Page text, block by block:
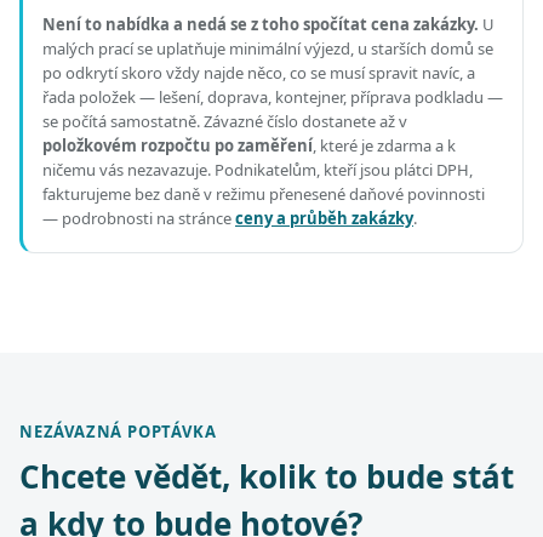
Není to nabídka a nedá se z toho spočítat cena zakázky. U
malých prací se uplatňuje minimální výjezd, u starších domů se
po odkrytí skoro vždy najde něco, co se musí spravit navíc, a
řada položek — lešení, doprava, kontejner, příprava podkladu —
se počítá samostatně. Závazné číslo dostanete až v
položkovém rozpočtu po zaměření, které je zdarma a k
ničemu vás nezavazuje. Podnikatelům, kteří jsou plátci DPH,
fakturujeme bez daně v režimu přenesené daňové povinnosti
— podrobnosti na stránceceny a průběh zakázky.
NEZÁVAZNÁ POPTÁVKA
Chcete vědět, kolik to bude stát
a kdy to bude hotové?